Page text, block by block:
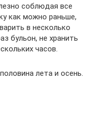
соблюдая все
как можно раньше,
в несколько
бульон, не хранить
часов.
лета и осень.